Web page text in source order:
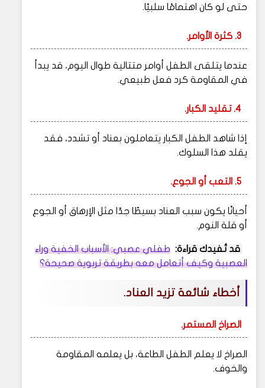
حتى لو كان اهتمامًا سلبيًا.
3. كثرة الأوامر.
عندما يتلقى الطفل أوامر متتالية طوال اليوم، قد يبدأ
في المقاومة كرد فعل طبيعي.
4. تقليد الكبار.
إذا شاهد الطفل الكبار يتعاملون بعناد أو تشدد، فقد
يقلد هذا السلوك.
5. التعب أو الجوع.
أحيانًا يكون سبب العناد بسيطًا جدًا مثل الإرهاق أو الجوع
أو قلة النوم.
قد تُفيدك قراءة: طفلي عصبي: الأسباب الخفية وراء
العصبية وكيف أتعامل معه بطريقة تربوية صحيحة؟
أخطاء شائعة تزيد العناد.
الصراخ المستمر.
الصراخ لا يعلم الطفل الطاعة، بل يعلمه المقاومة
والخوف.